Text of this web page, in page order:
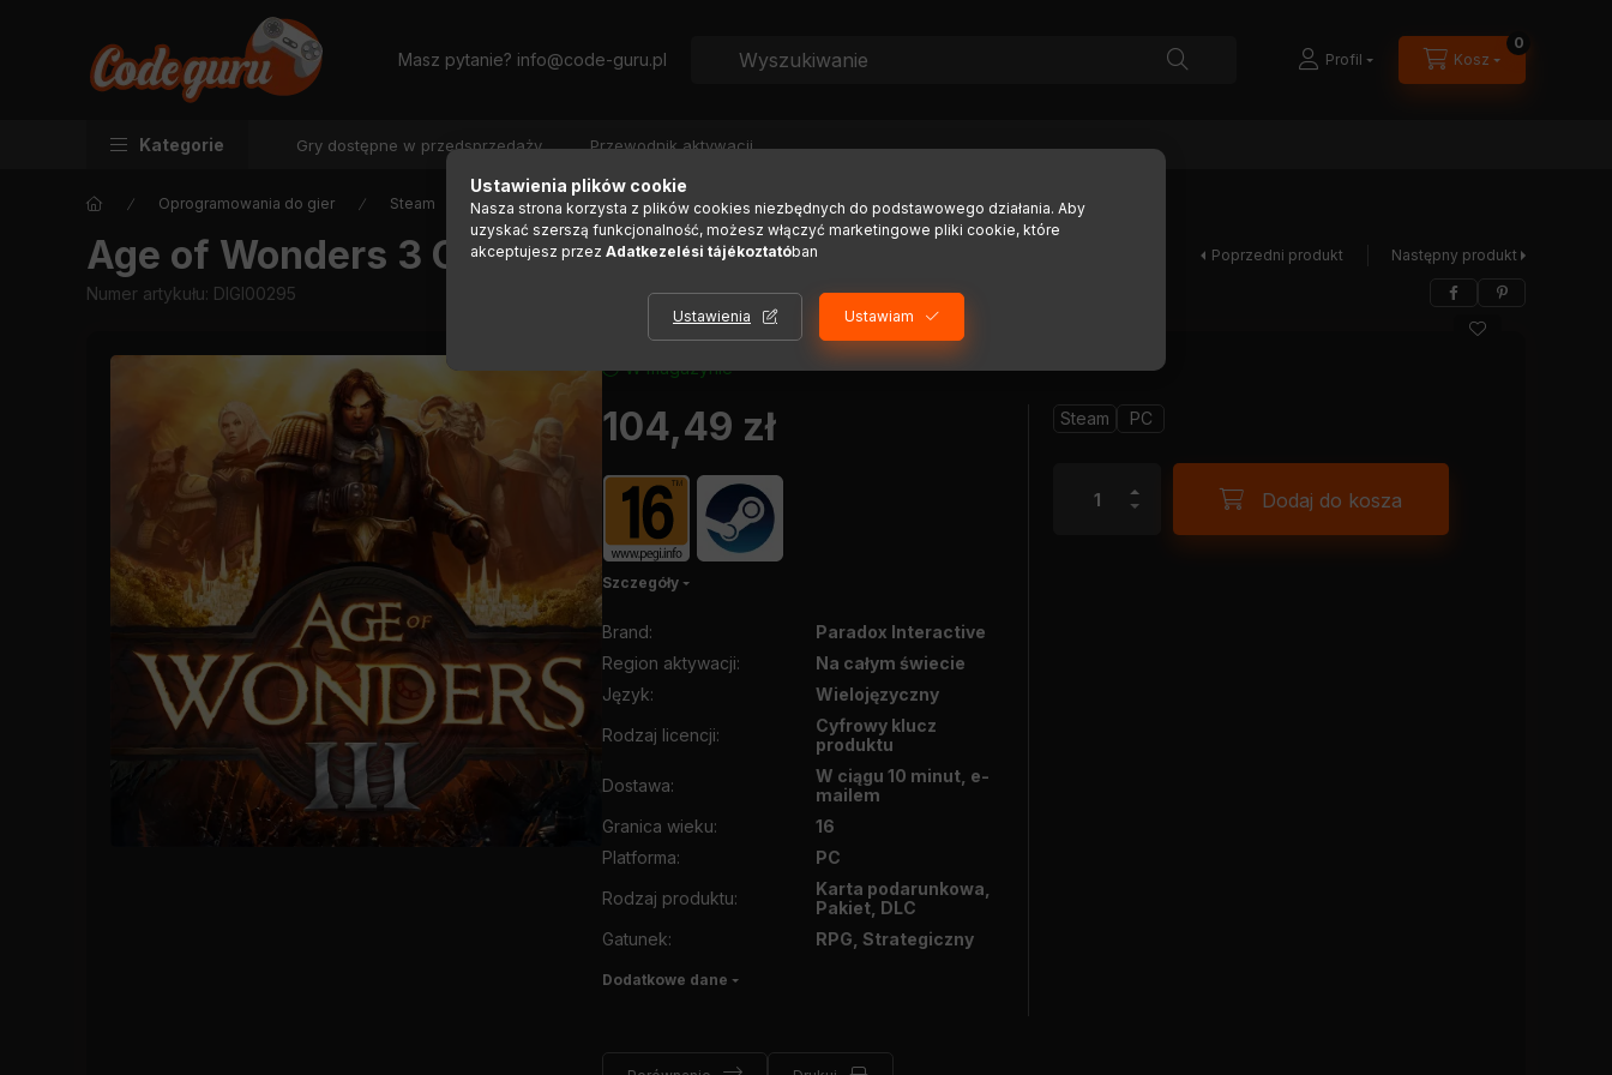
Masz pytanie? info@code-guru.pl Profil Kosz
0
Kategorie Gry dostępne w przedsprzedaży Przewodnik aktywacji
Oprogramowania do gier Steam
Poprzedni produkt Następny produkt
Age of Wonders 3 Collection
Numer artykułu: DIGI00295
W magazynie
104,49 zł
Szczegóły
Brand:
Paradox Interactive
Region aktywacji:
Na całym świecie
Język:
Wielojęzyczny
Rodzaj licencji:
Cyfrowy klucz
produktu
Dostawa:
W ciągu 10 minut, e-
mailem
Granica wieku:
16
Platforma:
PC
Rodzaj produktu:
Karta podarunkowa,
Pakiet, DLC
Gatunek: RPG, Strategiczny
Dodatkowe dane
Steam PC
Dodaj do kosza
Ustawienia plików cookie
Nasza strona korzysta z plików cookies niezbędnych do podstawowego działania. Aby
uzyskać szerszą funkcjonalność, możesz włączyć marketingowe pliki cookie, które
akceptujesz przez Adatkezelési tájékoztatóban
Ustawienia Ustawiam